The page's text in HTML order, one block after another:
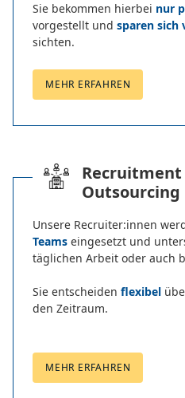
Sie bekommen hierbei nur
vorgestellt und sparen sich
sichten.
MEHR ERFAHREN
Recruitment
Outsourcing
Unsere Recruiter:innen
Teams eingesetzt und
täglichen Arbeit oder auch
Sie entscheiden flexibel
den Zeitraum.
MEHR ERFAHREN